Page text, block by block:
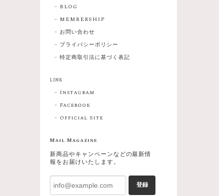
BLOG
MEMBERSHIP
お問い合わせ
プライバシーポリシー
特定商取引法に基づく表記
LINK
Instagram
Facebook
Official Site
Mail Magazine
新商品やキャンペーンなどの最新情
報をお届けいたします。
登録